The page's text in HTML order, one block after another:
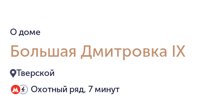
О доме
Большая Дмитровка IX
Тверской
Охотный ряд, 7 минут